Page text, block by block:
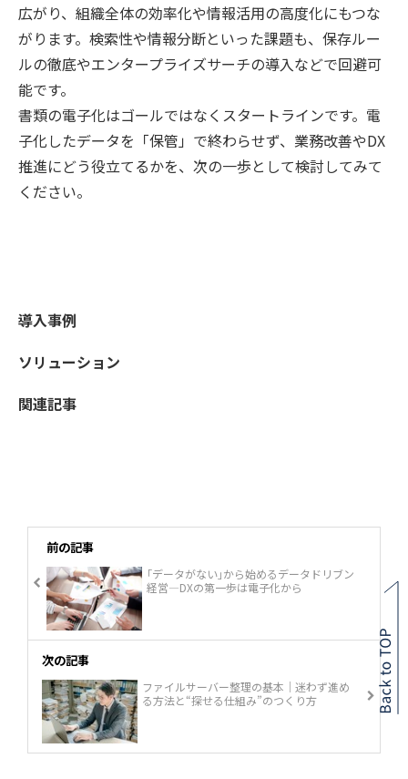
広がり、組織全体の効率化や情報活用の高度化にもつな
がります。検索性や情報分断といった課題も、保存ルー
ルの徹底やエンタープライズサーチの導入などで回避可
能です。
書類の電子化はゴールではなくスタートラインです。電
子化したデータを「保管」で終わらせず、業務改善やDX
推進にどう役立てるかを、次の一歩として検討してみて
ください。
導入事例
ソリューション
関連記事
前の記事
｢データがない｣から始めるデータドリブン
経営―DXの第一歩は電子化から
次の記事
ファイルサーバー整理の基本｜迷わず進め
る方法と“探せる仕組み”のつくり方